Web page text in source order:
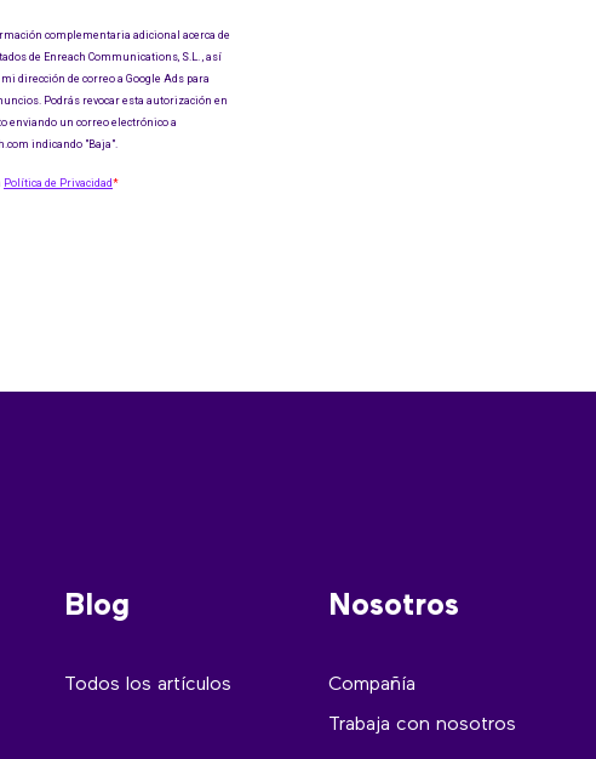
Blog
Todos los artículos
Nosotros
Compañía
Trabaja con nosotros